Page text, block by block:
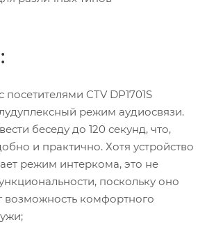
CTV DP1701S
режим аудиосвязи.
беседу до 120 секунд, что,
и практично. Хотя устройство
режим интеркома, это не
поскольку оно
возможность комфортного